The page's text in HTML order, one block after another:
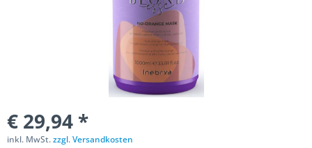
€ 29,94 *
inkl. MwSt.zzgl. Versandkosten